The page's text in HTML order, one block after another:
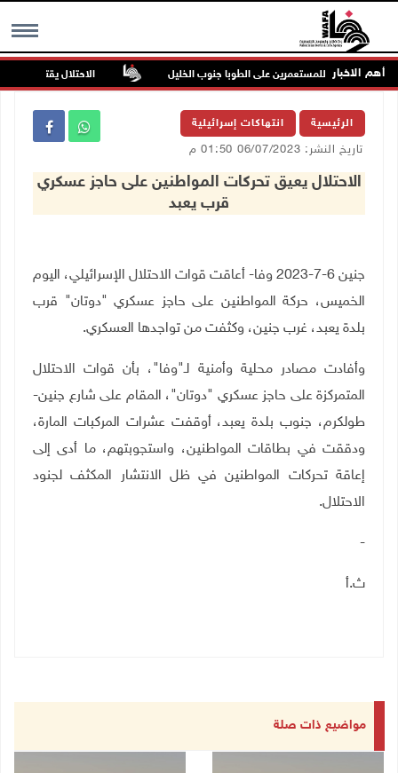
MENU أهم الاخبار
في هجوم للمستعمرين على الطوبا جنوب الخليل الاحتلال يقتحم عورتا
الرئيسية انتهاكات إسرائيلية
تاريخ النشر: 06/07/2023 01:50 م
الاحتلال يعيق تحركات المواطنين على حاجز عسكري
قرب يعبد
جنين 6-7-2023 وفا- أعاقت قوات الاحتلال الإسرائيلي، اليوم
الخميس، حركة المواطنين على حاجز عسكري "دوتان" قرب
بلدة يعبد، غرب جنين، وكثفت من تواجدها العسكري.
وأفادت مصادر محلية وأمنية لـ"وفا"، بأن قوات الاحتلال
المتمركزة على حاجز عسكري "دوتان"، المقام على شارع جنين-
طولكرم، جنوب بلدة يعبد، أوقفت عشرات المركبات المارة،
ودققت في بطاقات المواطنين، واستجوبتهم، ما أدى إلى
إعاقة تحركات المواطنين في ظل الانتشار المكثف لجنود
الاحتلال.
-
ث.أ
مواضيع ذات صلة